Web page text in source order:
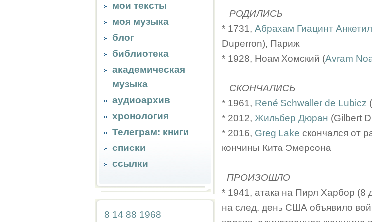
мои тексты
моя музыка
блог
библиотека
академическая
музыка
аудиоархив
хронология
Телеграм: книги
списки
ссылки
8 14 88 1968
РОДИЛИСЬ
* 1731, Абрахам Гиацинт
Duperron), Париж
* 1928, Ноам Хомский (Avram
СКОНЧАЛИСЬ
* 1961, René Schwaller de Lubicz
* 2012, Жильбер Дюран (Gilbert
* 2016, Greg Lake скончался от
кончины Кита Эмерсона
ПРОИЗОШЛО
* 1941, атака на Пирл Харбор (8
на след. день США объявило